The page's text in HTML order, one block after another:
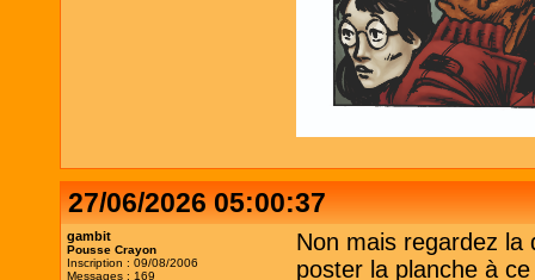
27/06/2026 05:00:37
gambit
Pousse Crayon
Inscription : 09/08/2006
Messages : 169
Non mais regardez la
poster la planche à